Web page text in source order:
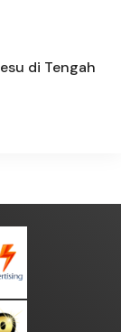
di Tengah